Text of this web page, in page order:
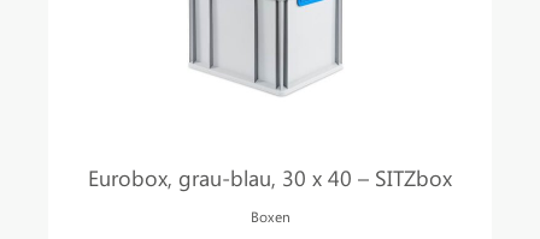
Eurobox, grau-blau, 30 x 40 – SITZbox
Boxen